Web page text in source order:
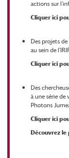
actions sur
Cliquer ici
Des projets
au sein de
Cliquer ici
Des
à une série de
Photons
Cliquer ici
Découvrez